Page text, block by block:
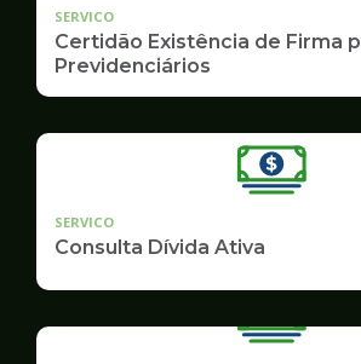
SERVICO
Certidão Existência de Firma
Previdenciários
SERVICO
Consulta Dívida Ativa